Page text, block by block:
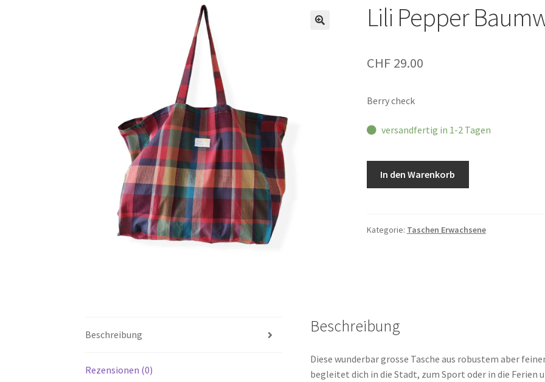
Lili Pepper
CHF29.00
Berry check
versandfertig in 1-2 Tagen
In den Warenkorb
Kategorie: Taschen Erwachsene
Beschreibung
Rezensionen (0)
Beschreibung
Diese wunderbar grosse Tasche aus robustem aber
begleitet dich in die Stadt, zum Sport oder in die Ferien